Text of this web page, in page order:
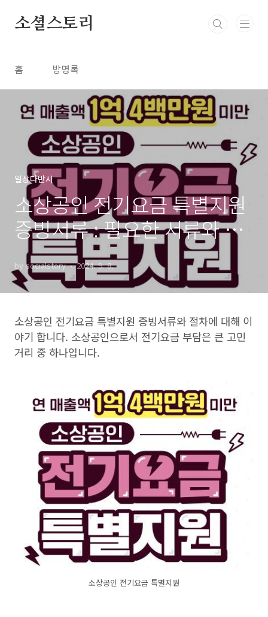
소셜스토리
홈 방명록
일상다반사
소상공인 전기요금 특별지원
증빙서류 : 필요한 서류와 절
차
by socialstory 2024. 9. 8.
소상공인 전기요금 특별지원 증빙서류와 절차에 대해 이
야기 합니다. 소상공인으로서 전기요금 부담은 큰 고민
거리 중 하나입니다.
소상공인 전기요금 특별지원